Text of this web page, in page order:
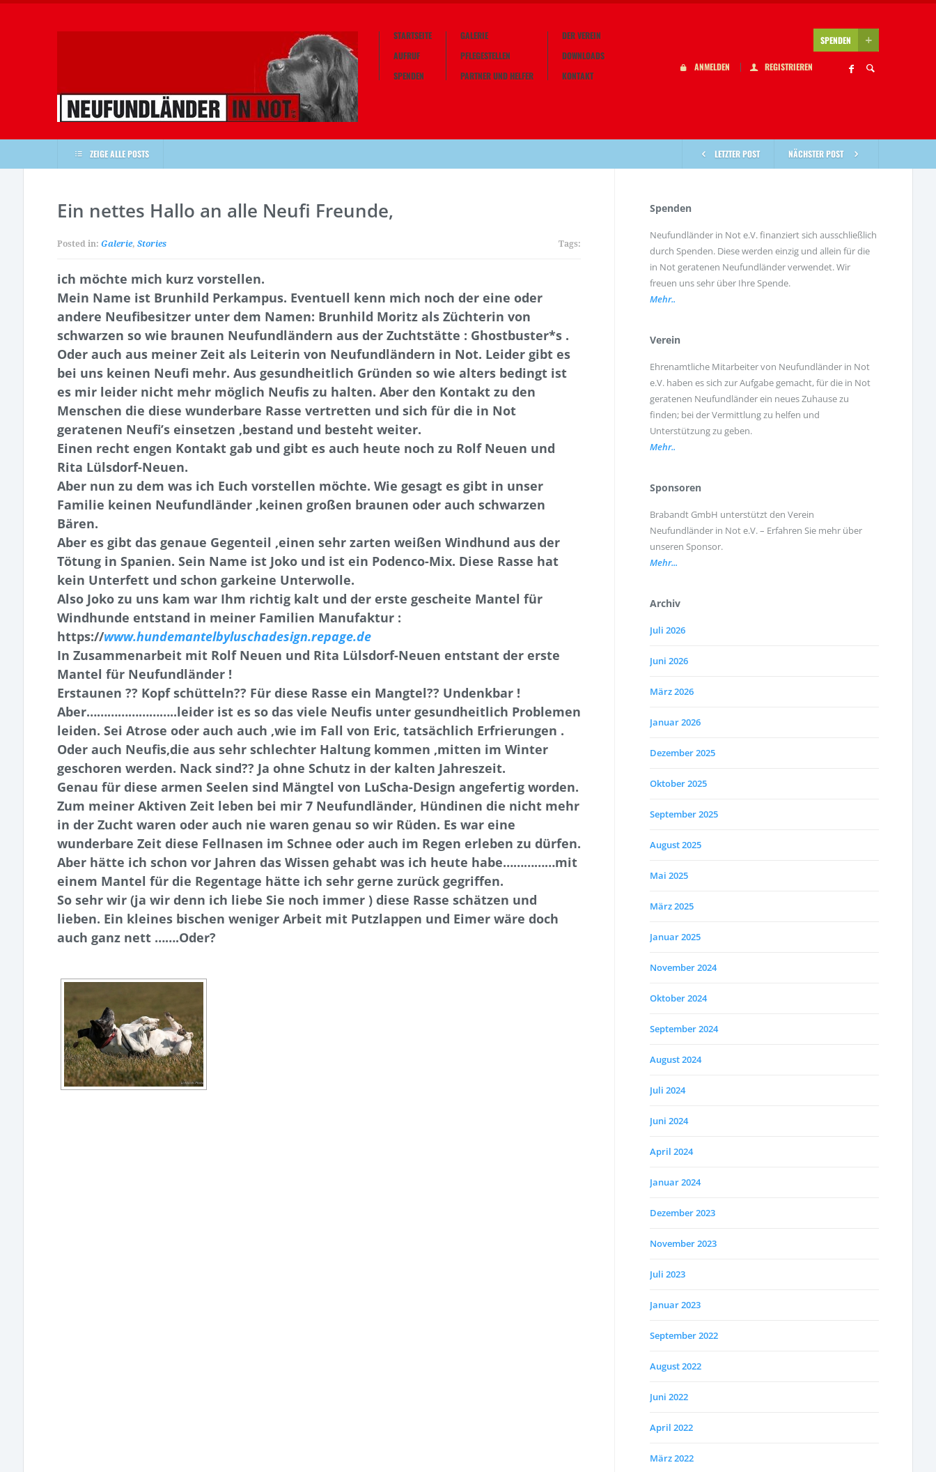
STARTSEITE
AUFRUF
SPENDEN
GALERIE
PFLEGESTELLEN
PARTNER UND HELFER
DER VEREIN
DOWNLOADS
KONTAKT
SPENDEN
ANMELDEN REGISTRIEREN
ZEIGE ALLE POSTS LETZTER POST NÄCHSTER POST
Ein nettes Hallo an alle Neufi Freunde,
Posted in: Galerie, Stories Tags:
ich möchte mich kurz vorstellen.
Mein Name ist Brunhild Perkampus. Eventuell kenn mich noch der eine oder
andere Neufibesitzer unter dem Namen: Brunhild Moritz als Züchterin von
schwarzen so wie braunen Neufundländern aus der Zuchtstätte : Ghostbuster*s .
Oder auch aus meiner Zeit als Leiterin von Neufundländern in Not. Leider gibt es
bei uns keinen Neufi mehr. Aus gesundheitlich Gründen so wie alters bedingt ist
es mir leider nicht mehr möglich Neufis zu halten. Aber den Kontakt zu den
Menschen die diese wunderbare Rasse vertretten und sich für die in Not
geratenen Neufi’s einsetzen ,bestand und besteht weiter.
Einen recht engen Kontakt gab und gibt es auch heute noch zu Rolf Neuen und
Rita Lülsdorf-Neuen.
Aber nun zu dem was ich Euch vorstellen möchte. Wie gesagt es gibt in unser
Familie keinen Neufundländer ,keinen großen braunen oder auch schwarzen
Bären.
Aber es gibt das genaue Gegenteil ,einen sehr zarten weißen Windhund aus der
Tötung in Spanien. Sein Name ist Joko und ist ein Podenco-Mix. Diese Rasse hat
kein Unterfett und schon garkeine Unterwolle.
Also Joko zu uns kam war Ihm richtig kalt und der erste gescheite Mantel für
Windhunde entstand in meiner Familien Manufaktur :
https://www.hundemantelbyluschadesign.repage.de
In Zusammenarbeit mit Rolf Neuen und Rita Lülsdorf-Neuen entstant der erste
Mantel für Neufundländer !
Erstaunen ?? Kopf schütteln?? Für diese Rasse ein Mangtel?? Undenkbar !
Aber……………………..leider ist es so das viele Neufis unter gesundheitlich Problemen
leiden. Sei Atrose oder auch auch ,wie im Fall von Eric, tatsächlich Erfrierungen .
Oder auch Neufis,die aus sehr schlechter Haltung kommen ,mitten im Winter
geschoren werden. Nack sind?? Ja ohne Schutz in der kalten Jahreszeit.
Genau für diese armen Seelen sind Mängtel von LuScha-Design angefertig worden.
Zum meiner Aktiven Zeit leben bei mir 7 Neufundländer, Hündinen die nicht mehr
in der Zucht waren oder auch nie waren genau so wir Rüden. Es war eine
wunderbare Zeit diese Fellnasen im Schnee oder auch im Regen erleben zu dürfen.
Aber hätte ich schon vor Jahren das Wissen gehabt was ich heute habe……………mit
einem Mantel für die Regentage hätte ich sehr gerne zurück gegriffen.
So sehr wir (ja wir denn ich liebe Sie noch immer ) diese Rasse schätzen und
lieben. Ein kleines bischen weniger Arbeit mit Putzlappen und Eimer wäre doch
auch ganz nett …….Oder?
Spenden
Neufundländer in Not e.V. finanziert sich ausschließlich
durch Spenden. Diese werden einzig und allein für die
in Not geratenen Neufundländer verwendet. Wir
freuen uns sehr über Ihre Spende.
Mehr..
Verein
Ehrenamtliche Mitarbeiter von Neufundländer in Not
e.V. haben es sich zur Aufgabe gemacht, für die in Not
geratenen Neufundländer ein neues Zuhause zu
finden; bei der Vermittlung zu helfen und
Unterstützung zu geben.
Mehr..
Sponsoren
Brabandt GmbH unterstützt den Verein
Neufundländer in Not e.V. – Erfahren Sie mehr über
unseren Sponsor.
Mehr...
Archiv
Juli 2026
Juni 2026
März 2026
Januar 2026
Dezember 2025
Oktober 2025
September 2025
August 2025
Mai 2025
März 2025
Januar 2025
November 2024
Oktober 2024
September 2024
August 2024
Juli 2024
Juni 2024
April 2024
Januar 2024
Dezember 2023
November 2023
Juli 2023
Januar 2023
September 2022
August 2022
Juni 2022
April 2022
März 2022